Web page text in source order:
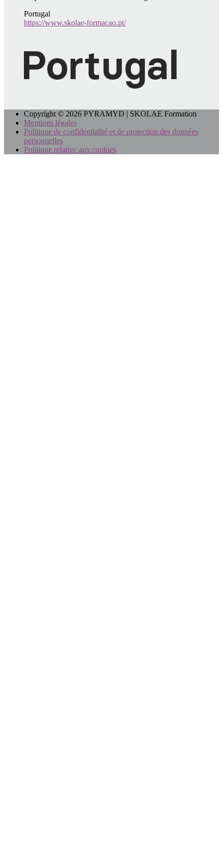
Portugal
https://www.skolae-formacao.pt/
Copyright © 2026 PYRAMYD | SKOLAE Formation
Mentions légales
Politique de confidentialité et de protection des données
personnelles
Politique relative aux cookies